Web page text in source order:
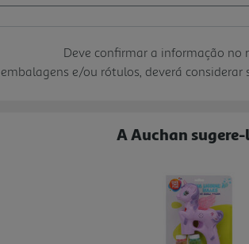
Deve confirmar a informação no
e/ou rótulos, deverá
A Auchan